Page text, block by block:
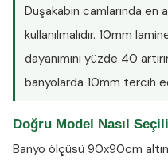
Duşakabin camlarında en
kullanılmalıdır. 10mm
dayanımını yüzde 40
banyolarda 10mm tercih
Doğru Model Nasıl
Banyo ölçüsü 90x90cm